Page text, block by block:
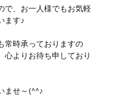
で、お一人様でもお気軽
ます♪
常時承っておりますの
心よりお待ち申しており
ませ～(^^♪